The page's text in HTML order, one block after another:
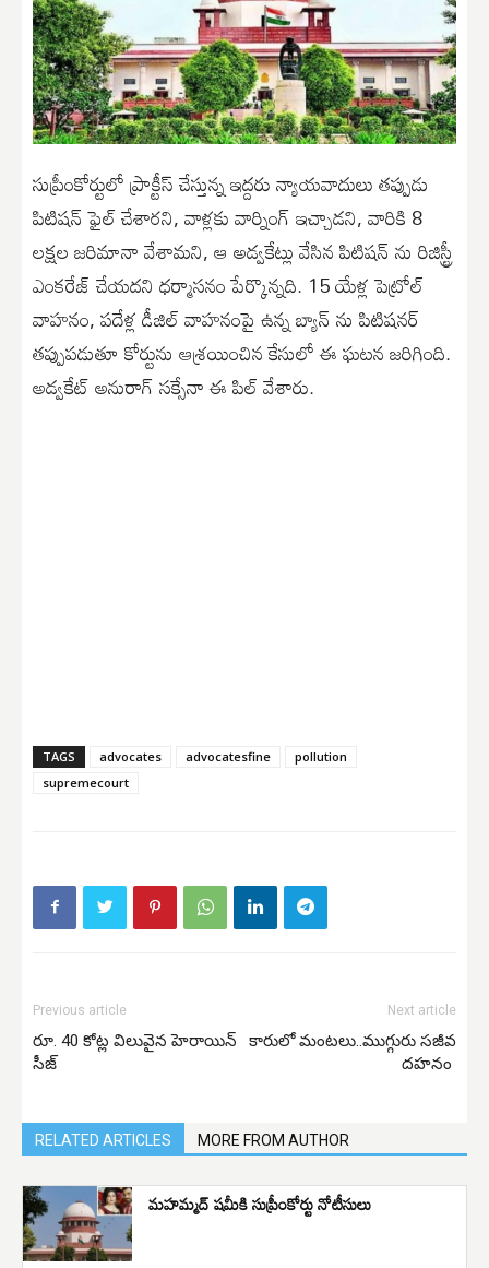
సుప్రీంకోర్టులో ప్రాక్టీస్ చేస్తున్న ఇద్దరు న్యాయవాదులు తప్పుడు
పిటిషన్ ఫైల్ చేశారని, వాళ్లకు వార్నింగ్ ఇచ్చాడని, వారికి 8
లక్షల జరిమానా వేశామని, ఆ అడ్వకేట్లు వేసిన పిటిషన్ ను రిజిస్ట్రీ
ఎంకరేజ్ చేయదని ధర్మాసనం పేర్కొన్నది. 15 యేళ్ల పెట్రోల్
వాహనం, పదేళ్ల డీజిల్ వాహనంపై ఉన్న బ్యాన్ ను పిటిషనర్
తప్పుపడుతూ కోర్టును ఆశ్రయించిన కేసులో ఈ ఘటన జరిగింది.
అడ్వకేట్ అనురాగ్ సక్సేనా ఈ పిల్ వేశారు.
TAGS advocates advocatesfine
pollution
supremecourt
Previous article
రూ. 40 కోట్ల విలువైన హెరాయిన్
సీజ్
Next article
కారులో మంటలు..ముగ్గురు సజీవ
దహనం
RELATED ARTICLES MORE FROM AUTHOR
మహమ్మద్ షమీకి సుప్రీంకోర్టు నోటీసులు